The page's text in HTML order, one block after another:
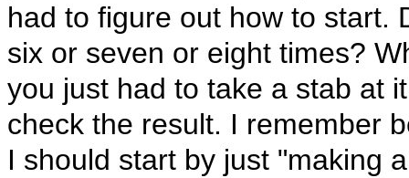
had to figure out how to start.
six or seven or eight times?
you just had to take a stab at
check the result. I remember
I should start by just "making